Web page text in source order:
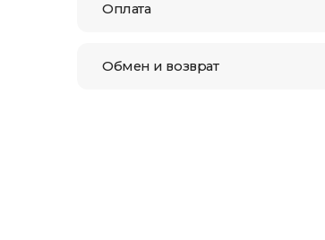
Оплата
Обмен и возврат